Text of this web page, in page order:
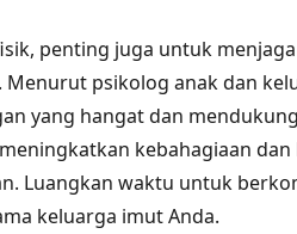
penting juga untuk
psikolog anak dan
yang hangat dan
kebahagiaan dan
Luangkan waktu untuk
keluarga imut Anda.